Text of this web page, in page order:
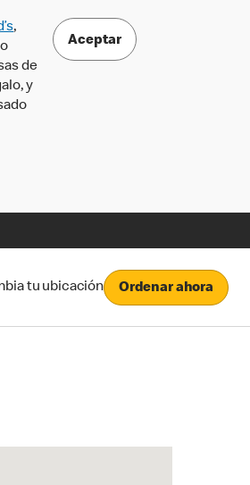
,
de
y
Aceptar
tu ubicación Ordenar ahora